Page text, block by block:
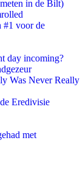
in de Bilt)
#1 voor de
day incoming?
Was Never Really
Eredivisie
met